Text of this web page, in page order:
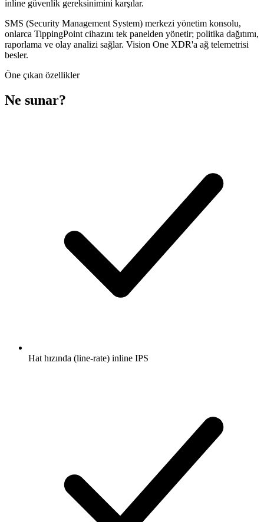
inline güvenlik gereksinimini karşılar.
SMS (Security Management System) merkezi yönetim konsolu,
onlarca TippingPoint cihazını tek panelden yönetir; politika dağıtımı,
raporlama ve olay analizi sağlar. Vision One XDR'a ağ telemetrisi
besler.
Öne çıkan özellikler
Ne sunar?
Hat hızında (line-rate) inline IPS